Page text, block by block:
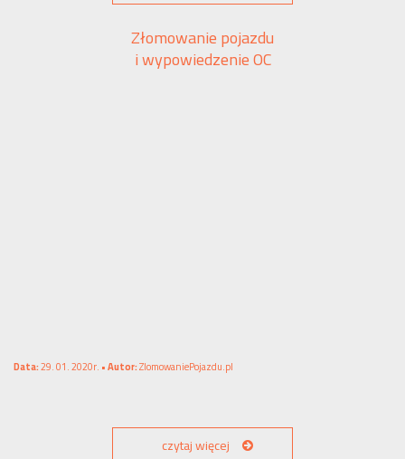
Złomowanie pojazdu
i wypowiedzenie OC
Data:29. 01. 2020r. •Autor:ZlomowaniePojazdu.pl
czytaj więcej